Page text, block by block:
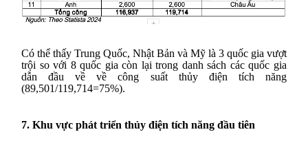
Có thể thấy Trung Quốc, Nhật Bản và Mỹ là 3 quốc gia vượt
trội so với 8 quốc gia còn lại trong danh sách các quốc gia
dẫn đầu về về công suất thủy điện tích năng
(89,501/119,714=75%).
7. Khu vực phát triển thủy điện tích năng đầu tiên